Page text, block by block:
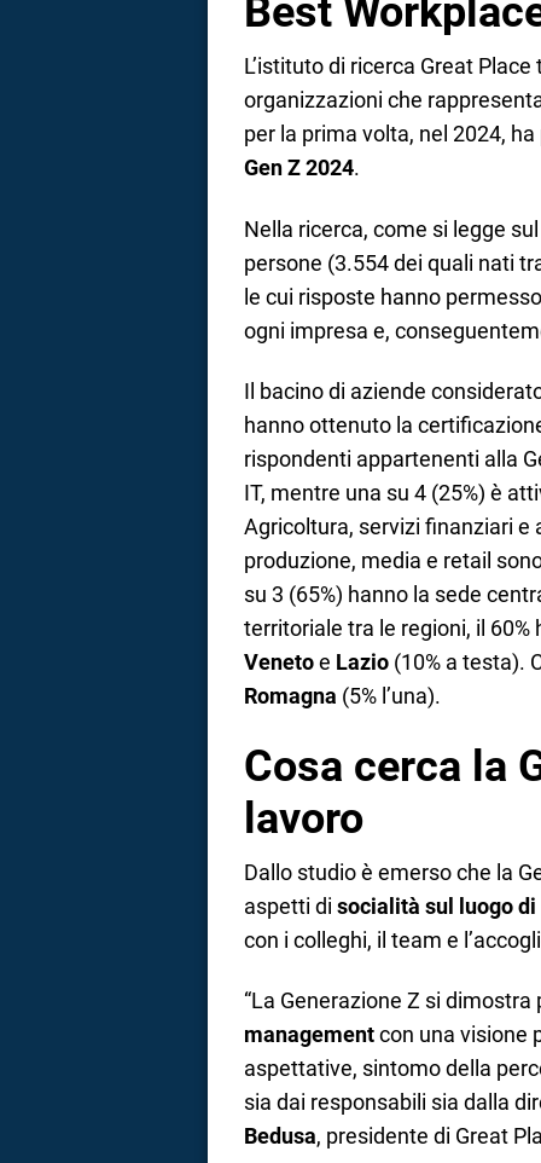
Best
L’istituto di ricerca Great
organizzazioni che
per la prima volta, nel 2024,
Gen Z 2024.
Nella ricerca, come si legge
persone (3.554 dei quali nati
le cui risposte hanno
ogni impresa e,
Il bacino di aziende
hanno ottenuto la
rispondenti appartenenti alla
IT, mentre una su 4 (25%) è
Agricoltura, servizi finanziari e
produzione, media e retail
su 3 (65%) hanno la sede
territoriale tra le regioni, il 60%
Venetoe Lazio (10% a testa).
Romagna (5% l’una).
Cosa cerca la
lavoro
Dallo studio è emerso che la
aspetti di socialità sul luogo
con i colleghi, il team e
“La Generazione Z si
managementcon una visione
aspettative, sintomo della
sia dai responsabili sia dalla
Bedusa, presidente di Great